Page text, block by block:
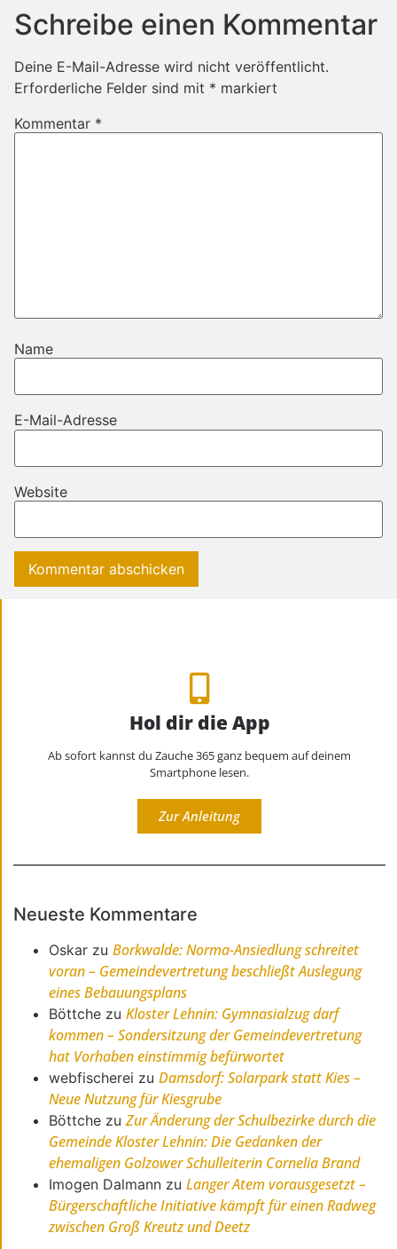
Schreibe einen Kommentar
Deine E-Mail-Adresse wird nicht veröffentlicht.
Erforderliche Felder sind mit * markiert
Kommentar *
Name
E-Mail-Adresse
Website
Hol dir die App
Ab sofort kannst du Zauche 365 ganz bequem auf deinem
Smartphone lesen.
Zur Anleitung
Neueste Kommentare
Oskar zuBorkwalde: Norma-Ansiedlung schreitet
voran – Gemeindevertretung beschließt Auslegung
eines Bebauungsplans
Böttche zuKloster Lehnin: Gymnasialzug darf
kommen – Sondersitzung der Gemeindevertretung
hat Vorhaben einstimmig befürwortet
webfischerei zuDamsdorf: Solarpark statt Kies –
Neue Nutzung für Kiesgrube
Böttche zuZur Änderung der Schulbezirke durch die
Gemeinde Kloster Lehnin: Die Gedanken der
ehemaligen Golzower Schulleiterin Cornelia Brand
Imogen Dalmann zuLanger Atem vorausgesetzt –
Bürgerschaftliche Initiative kämpft für einen Radweg
zwischen Groß Kreutz und Deetz